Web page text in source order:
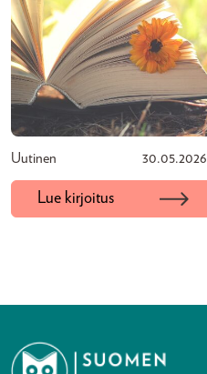
Uutinen 30.05.2026
Lue kirjoitus